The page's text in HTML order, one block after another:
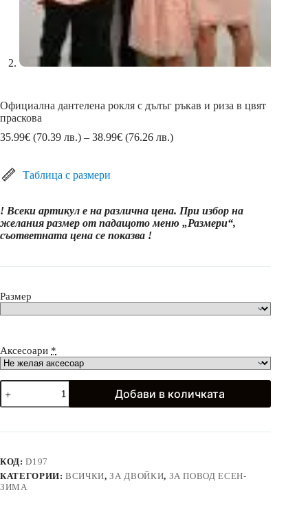
Официална дантелена рокля с дълъг ръкав и риза в цвят
праскова
35.99€ (70.39 лв.) – 38.99€ (76.26 лв.)Price
38.99€
(76.26
Таблица с размери
! Всеки артикул е на различна цена. При избор на
желания размер от падащото меню „Размери“,
съответната цена се показва !
Размер
Аксесоари *
количество
за
Официална
рокля
ръкав
и
риза
Добави в количката
КОД:D197
КАТЕГОРИИ:ВСИЧКИ,ЗА ДВОЙКИ, ЗА ПОВОД ЕСЕН-
ЗИМА